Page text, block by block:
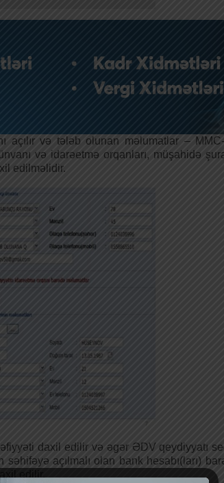
açılır və tələb olunan məlumatlar –
və idarəetmə orqanları, müşahidə
edilməlidir.
daxil edilir və əgər ƏDV qeydiyyatı
açılmalı olan bank hesabı(ları)